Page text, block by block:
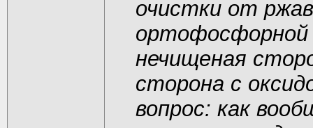
очистки от
ортофосфорной
нечищеная
сторона с
вопрос: как